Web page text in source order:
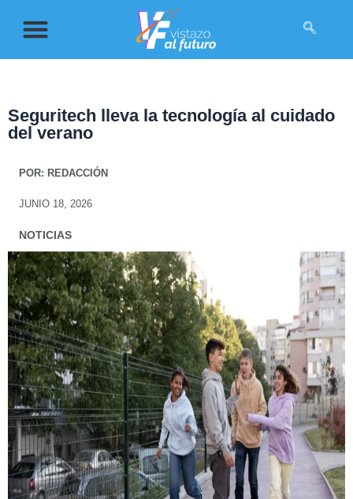
Seguritech lleva la tecnología al cuidado
del verano
POR: REDACCIÓN
JUNIO 18, 2026
NOTICIAS